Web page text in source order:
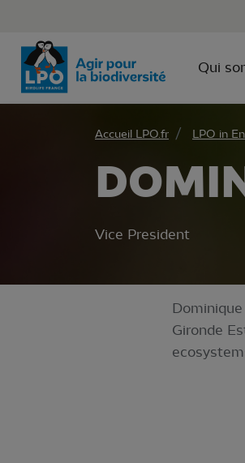
Qui
Accueil LPO.fr LPO in
Vice President
Gironde